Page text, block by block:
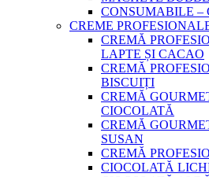
CONSUMABILE –
CREME
CREMĂ
LAPTE ȘI CACAO
CREMĂ
BISCUIȚI
CREMĂ
CIOCOLATĂ
CREMĂ
SUSAN
CREMĂ
CIOCOLATĂ